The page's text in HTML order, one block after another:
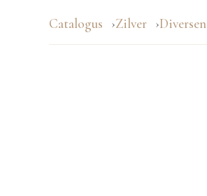
Catalogus Zilver Diversen